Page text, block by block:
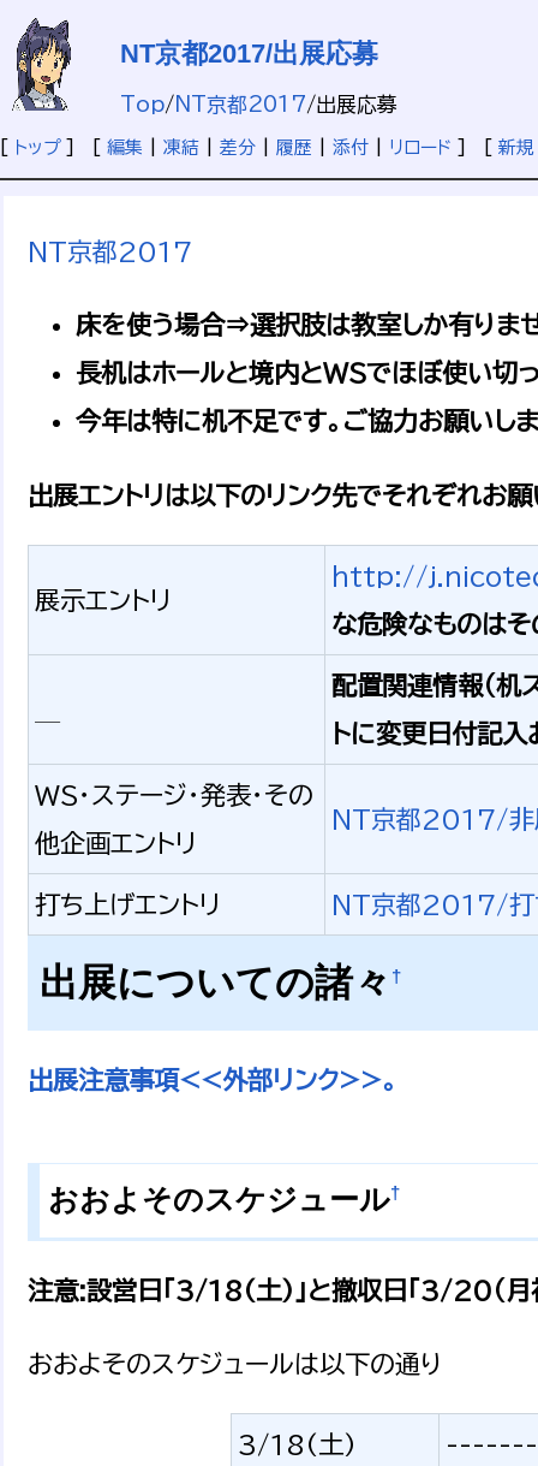
NT京都2017/出展応募
Top/NT京都2017/出展応募
トップ] [ 編集 凍結 差分 履歴 添付 リロード 新規
NT京都2017
床を使う場合⇒選択肢は教室しか有りま
長机はホールと境内とWSでほぼ使い切
今年は特に机不足です。ご協力お願い
出展エントリは以下のリンク先でそれぞれお
展示エントリ
http://
な危険なものは
配置関連情報（机
トに変更日付記入
WS・ステージ・発表・その
他企画エントリ
NT京都2017/非
打ち上げエントリ NT京都2017/打
出展についての諸々 †
出展注意事項<<外部リンク>>。
おおよそのスケジュール†
注意:設営日「3/18(土)」と撤収日「3/20（月
おおよそのスケジュールは以下の通り
3/18(土) -------